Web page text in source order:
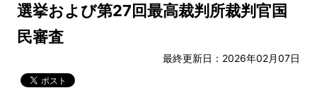
選挙および第27回最高裁判所裁判官国
民審査
最終更新日：2026年02月07日